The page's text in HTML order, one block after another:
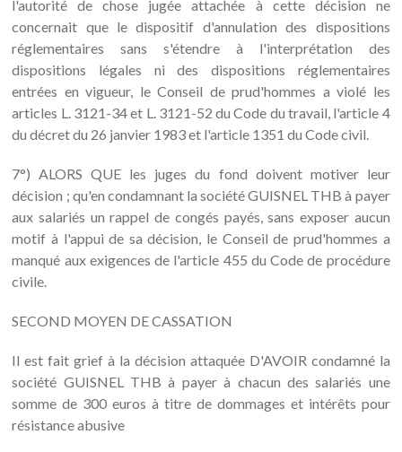
l'autorité de chose jugée attachée à cette décision ne
concernait que le dispositif d'annulation des dispositions
réglementaires sans s'étendre à l'interprétation des
dispositions légales ni des dispositions réglementaires
entrées en vigueur, le Conseil de prud'hommes a violé les
articles L. 3121-34 et L. 3121-52 du Code du travail, l'article 4
du décret du 26 janvier 1983 et l'article 1351 du Code civil.
7°) ALORS QUE les juges du fond doivent motiver leur
décision ; qu'en condamnant la société GUISNEL THB à payer
aux salariés un rappel de congés payés, sans exposer aucun
motif à l'appui de sa décision, le Conseil de prud'hommes a
manqué aux exigences de l'article 455 du Code de procédure
civile.
SECOND MOYEN DE CASSATION
Il est fait grief à la décision attaquée D'AVOIR condamné la
société GUISNEL THB à payer à chacun des salariés une
somme de 300 euros à titre de dommages et intérêts pour
résistance abusive